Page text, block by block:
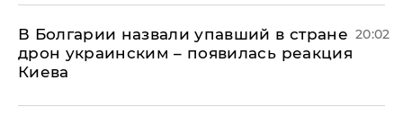
В Болгарии назвали упавший в стране
дрон украинским – появилась реакция
Киева
20:02